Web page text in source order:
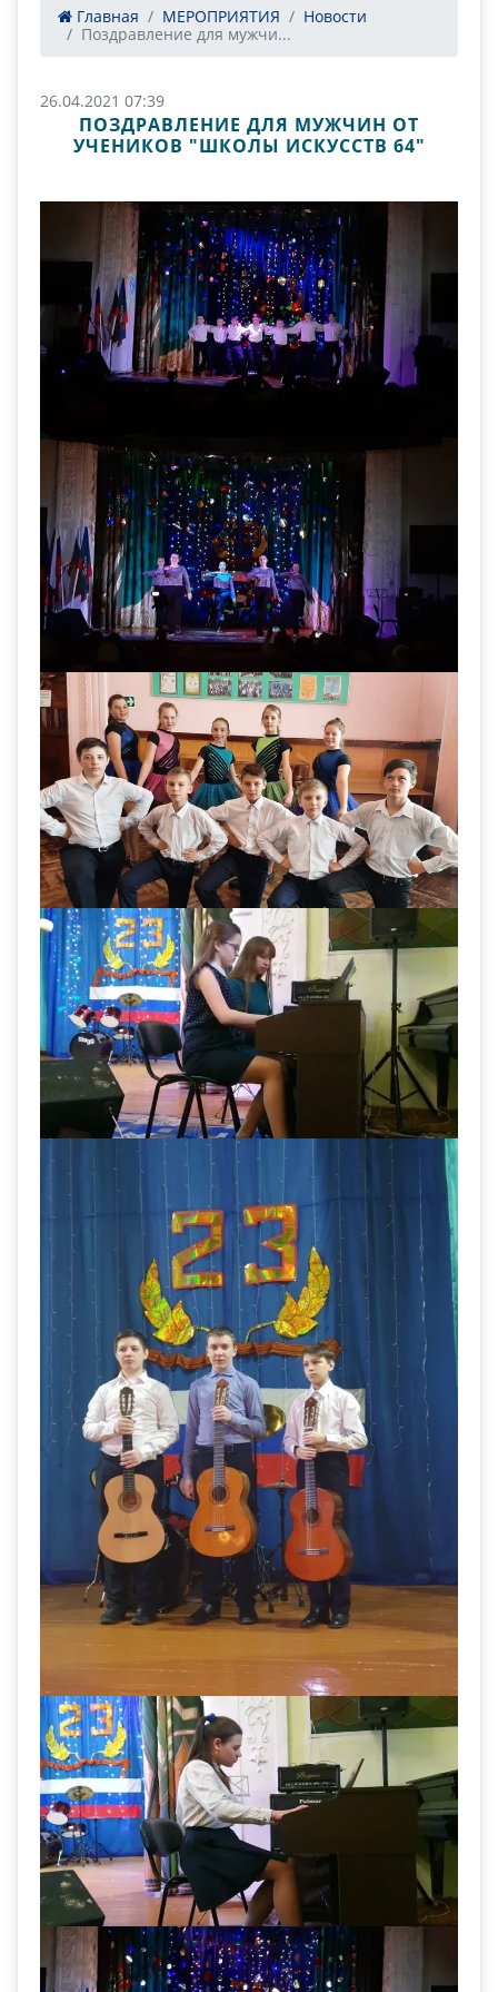
Главная МЕРОПРИЯТИЯ
Новости
Поздравление для мужчи...
26.04.2021 07:39
ПОЗДРАВЛЕНИЕ ДЛЯ МУЖЧИН ОТ
УЧЕНИКОВ "ШКОЛЫ ИСКУССТВ 64"